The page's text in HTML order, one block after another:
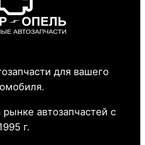
для вашего
автозапчастей с
г.